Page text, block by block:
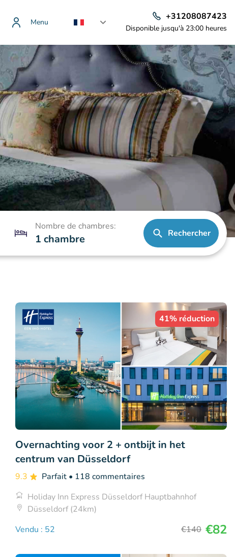
Menu
+31208087423
Disponible jusqu'à 23:00 heures
Nombre de chambres:
1 chambre Rechercher
41% réduction
Overnachting voor 2 + ontbijt in het
centrum van Düsseldorf
9.3 Parfait • 118 commentaires
Holiday Inn Express Düsseldorf Hauptbahnhof
Düsseldorf (24km)
Vendu : 52
€140 €82